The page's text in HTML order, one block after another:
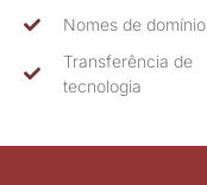
Nomes de domínio
Transferência de
tecnologia